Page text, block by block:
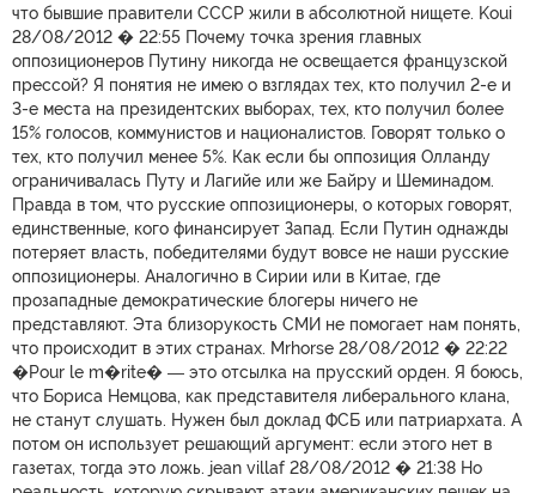
что бывшие правители СССР жили в абсолютной нищете. Koui
28/08/2012 � 22:55 Почему точка зрения главных
оппозиционеров Путину никогда не освещается французской
прессой? Я понятия не имею о взглядах тех, кто получил 2-е и
3-е места на президентских выборах, тех, кто получил более
15% голосов, коммунистов и националистов. Говорят только о
тех, кто получил менее 5%. Как если бы оппозиция Олланду
ограничивалась Путу и Лагийе или же Байру и Шеминадом.
Правда в том, что русские оппозиционеры, о которых говорят,
единственные, кого финансирует Запад. Если Путин однажды
потеряет власть, победителями будут вовсе не наши русские
оппозиционеры. Аналогично в Сирии или в Китае, где
прозападные демократические блогеры ничего не
представляют. Эта близорукость СМИ не помогает нам понять,
что происходит в этих странах. Mrhorse 28/08/2012 � 22:22
�Pour le m�rite� ― это отсылка на прусский орден. Я боюсь,
что Бориса Немцова, как представителя либерального клана,
не станут слушать. Нужен был доклад ФСБ или патриархата. А
потом он использует решающий аргумент: если этого нет в
газетах, тогда это ложь. jean villaf 28/08/2012 � 21:38 Но